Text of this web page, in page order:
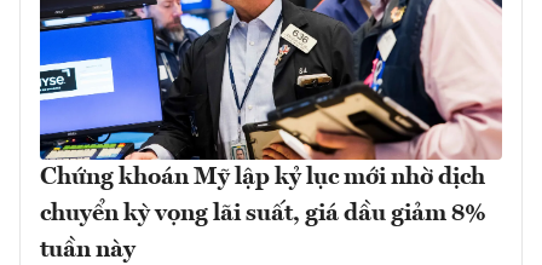
Chứng khoán Mỹ lập kỷ lục mới nhờ dịch
chuyển kỳ vọng lãi suất, giá dầu giảm 8%
tuần này